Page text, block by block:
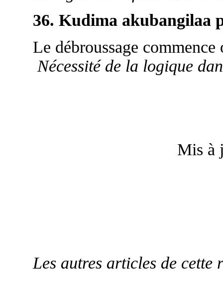
36. Kudima akubangilaa
Le débroussage
Nécessité de la logique
Mis à
Les autres articles de cette